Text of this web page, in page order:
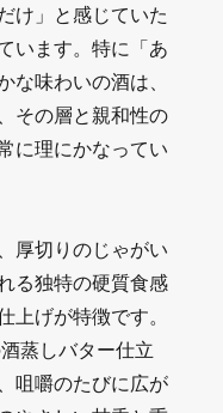
け」と感じていた
います。特に「あ
な味わいの酒は、
その層と親和性の
に理にかなってい
厚切りのじゃがい
る独特の硬質食感
上げが特徴です。
蒸しバター仕立
咀嚼のたびに広が